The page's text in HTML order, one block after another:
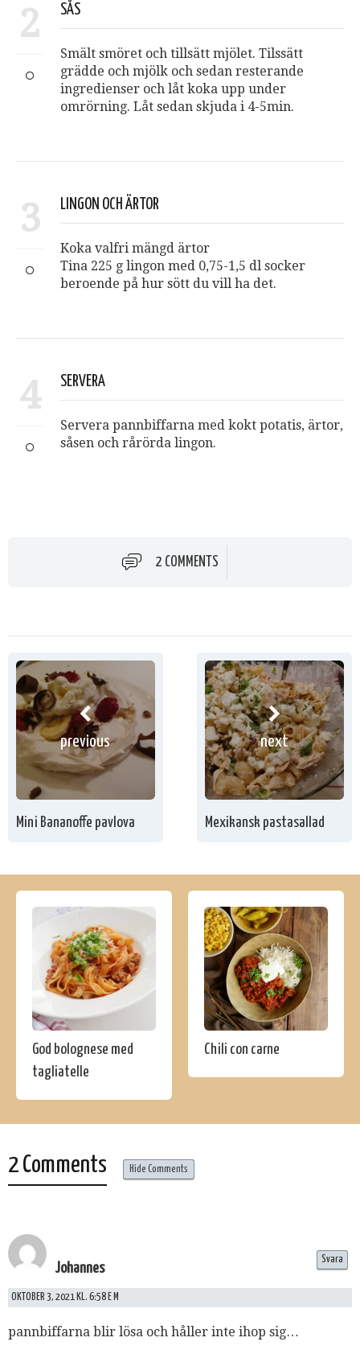
2 SÅS
Smält smöret och tillsätt mjölet. Tilssätt
grädde och mjölk och sedan resterande
ingredienser och låt koka upp under
omrörning. Låt sedan skjuda i 4-5min.
3 LINGON OCH ÄRTOR
Koka valfri mängd ärtor
Tina 225 g lingon med 0,75-1,5 dl socker
beroende på hur sött du vill ha det.
4 SERVERA
Servera pannbiffarna med kokt potatis, ärtor,
såsen och rårörda lingon.
2 COMMENTS
previous
Mini Bananoffe pavlova
next
Mexikansk pastasallad
God bolognese med
tagliatelle
Chili con carne
2 Comments Hide Comments
Johannes
OKTOBER 3, 2021 KL. 6:58 E M
pannbiffarna blir lösa och håller inte ihop sig…
Svara